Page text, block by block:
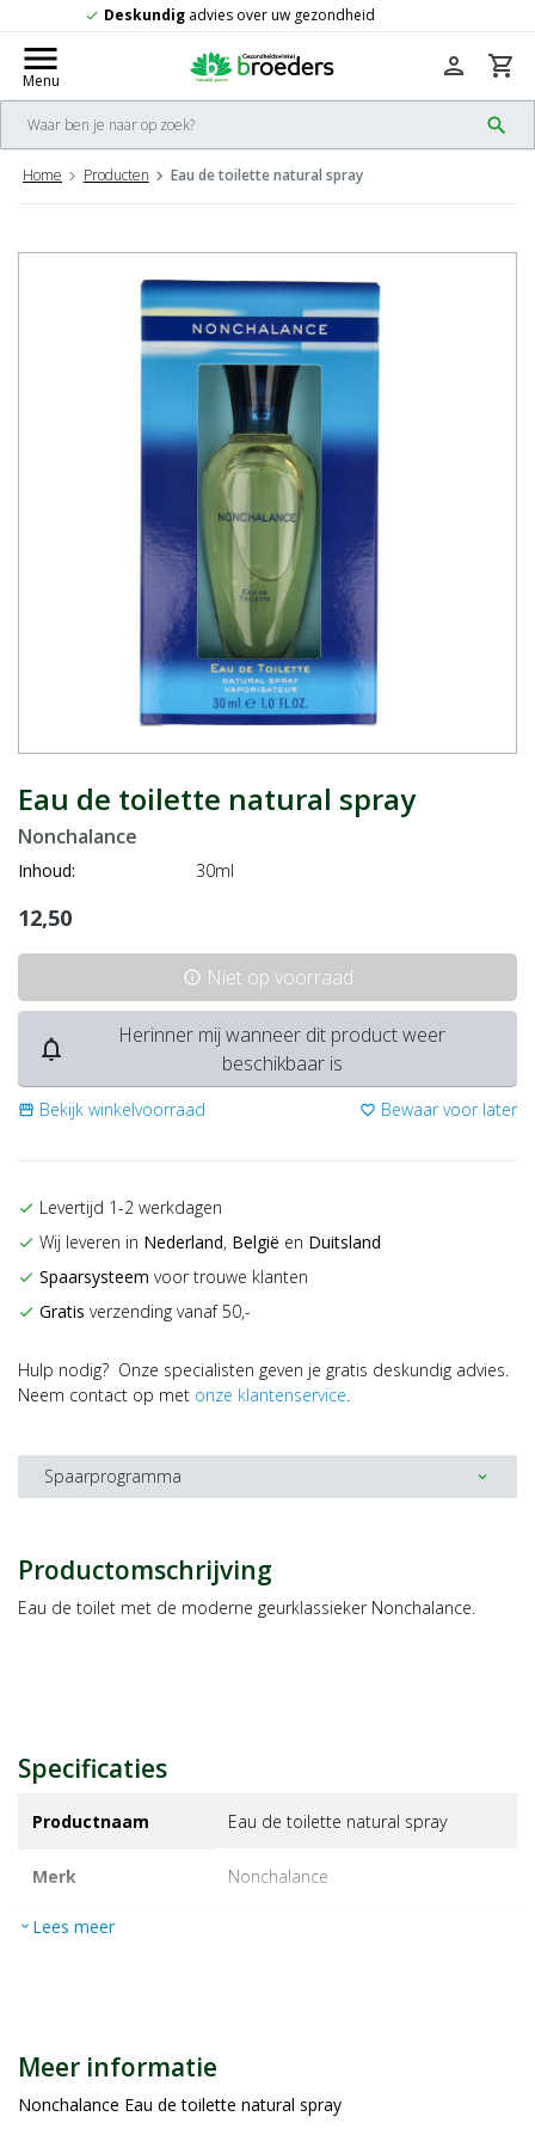
check Gratisverzending vanaf 50,-
menu
Menu
search
person shopping_cart
Home Producten Eau de toilette natural spray
Eau de toilette natural spray
Nonchalance
Inhoud: 30ml
12,50
info Niet op voorraad
notifications_none
Herinner mij wanneer dit product weer
beschikbaar is
storefront Bekijk winkelvoorraad favorite_border Bewaar voor later
check Levertijd 1-2 werkdagen
check Wij leveren in Nederland, België en Duitsland
check Spaarsysteem voor trouwe klanten
check Gratis verzending vanaf 50,-
Hulp nodig? Onze specialisten geven je gratis deskundig advies.
Neem contact op met onze klantenservice.
Spaarprogramma expand_more
Productomschrijving
Eau de toilet met de moderne geurklassieker Nonchalance.
Specificaties
Productnaam Eau de toilette natural spray
Merk nonchalance
EAN
expand_more Lees meer
Meer informatie
Nonchalance Eau de toilette natural spray